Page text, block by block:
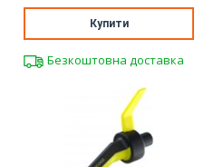
Купити
Безкоштовна доставка